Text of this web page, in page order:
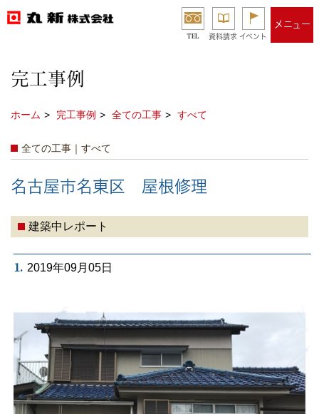
TEL 資料請求 イベント
メニュー
完工事例
ホーム 完工事例 全ての工事 すべて
全ての工事｜すべて
名古屋市名東区 屋根修理
建築中レポート
1. 2019年09月05日